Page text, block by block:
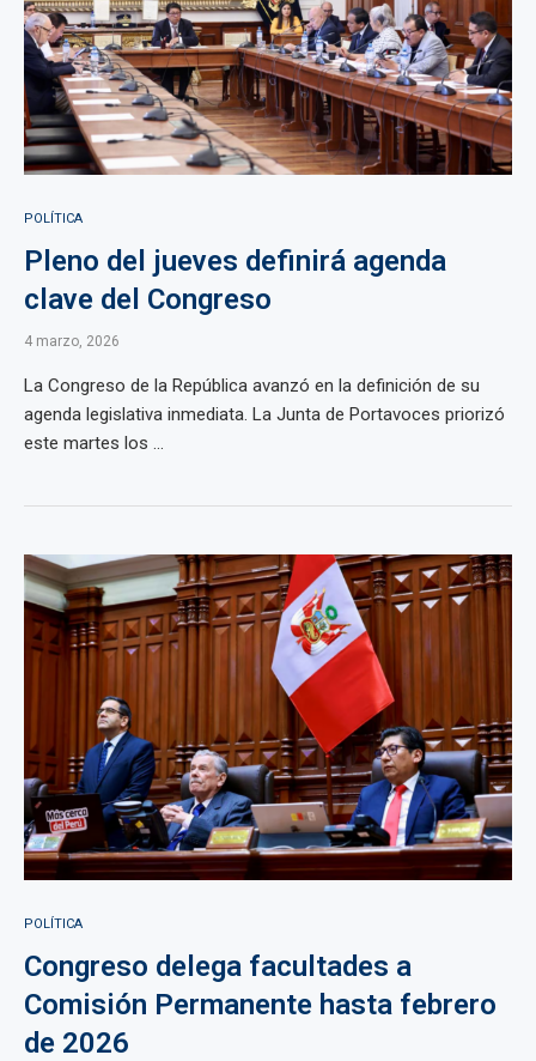
POLÍTICA
Pleno del jueves definirá agenda
clave del Congreso
4 marzo, 2026
La Congreso de la República avanzó en la definición de su
agenda legislativa inmediata. La Junta de Portavoces priorizó
este martes los ...
POLÍTICA
Congreso delega facultades a
Comisión Permanente hasta febrero
de 2026